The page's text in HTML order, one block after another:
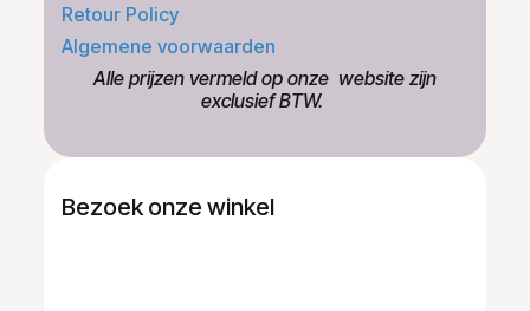
Retour Policy
Algemene voorwaarden
​Alle prijzen vermeld op onze ​website zijn
exclusief BTW.
Bezoek onze winkel